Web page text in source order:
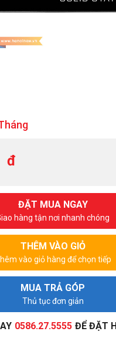
đ
ĐẶT MUA NGAY
hàng tận nơi nhanh chóng
THÊM VÀO GIỎ
vào giỏ hàng để chọn tiếp
MUA TRẢ GÓP
Thủ tục đơn giản
0586.27.5555 ĐỂ ĐẶT